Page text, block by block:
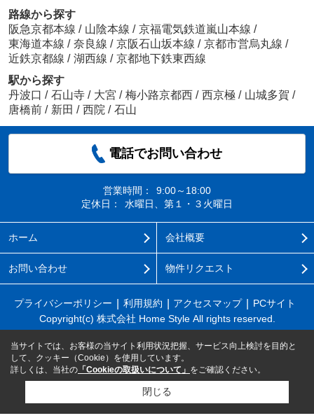
路線から探す
阪急京都本線 / 山陰本線 / 京福電気鉄道嵐山本線 /
東海道本線 / 奈良線 / 京阪石山坂本線 / 京都市営烏丸線 /
近鉄京都線 / 湖西線 / 京都地下鉄東西線
駅から探す
丹波口 / 石山寺 / 大宮 / 梅小路京都西 / 西京極 / 山城多賀 /
唐橋前 / 新田 / 西院 / 石山
電話でお問い合わせ
営業時間：
9:00～18:00
定休日：
水曜日、第１・３火曜日
ホーム 会社概要
お問い合わせ 物件リクエスト
プライバシーポリシー 利用規約 アクセスマップ
PCサイト
Copyright(c) 株式会社 Home Style All rights reserved.
当サイトでは、お客様の当サイト利用状況把握、サービス向上検討を目的と
して、クッキー（Cookie）を使用しています。
詳しくは、当社の 「Cookieの取扱いについて」 をご確認ください。
閉じる